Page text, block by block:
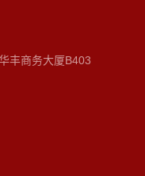
丰商务大厦B403